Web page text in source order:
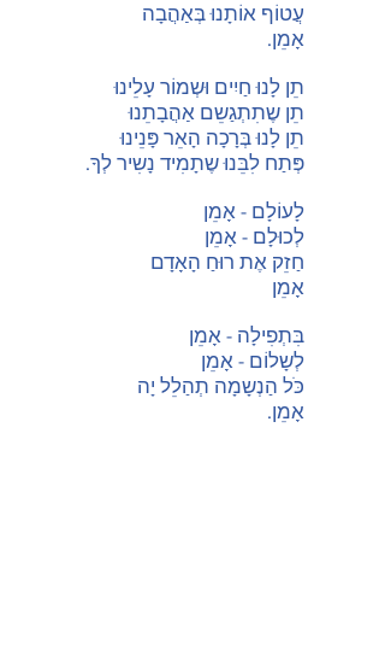
עֲטוֹף אוֹתָנוּ בְּאַהֲבָה
אָמֵן.
תֵן לָנוּ חַיִים וּשְמוֹר עָלֵינוּ
תֵן שֶתִתְגַשֵם אַהֲבָתֵנוּ
תֵן לָנוּ בְּרָכָה הָאֵר פָּנֵינוּ
פְּתַח לִבֵּנוּ שֶתָמִיד נָשִיר לְךָ.
לָעוֹלָם - אָמֵן
לְכוּלָם - אָמֵן
חַזֵק אֶת רוּחַ הָאָדָם
אָמֵן
בִּתְפִילָה - אָמֵן
לְשָלוֹם - אָמֵן
כֹּל הַנְשָמָה תְהַלֵל יָה
אָמֵן.